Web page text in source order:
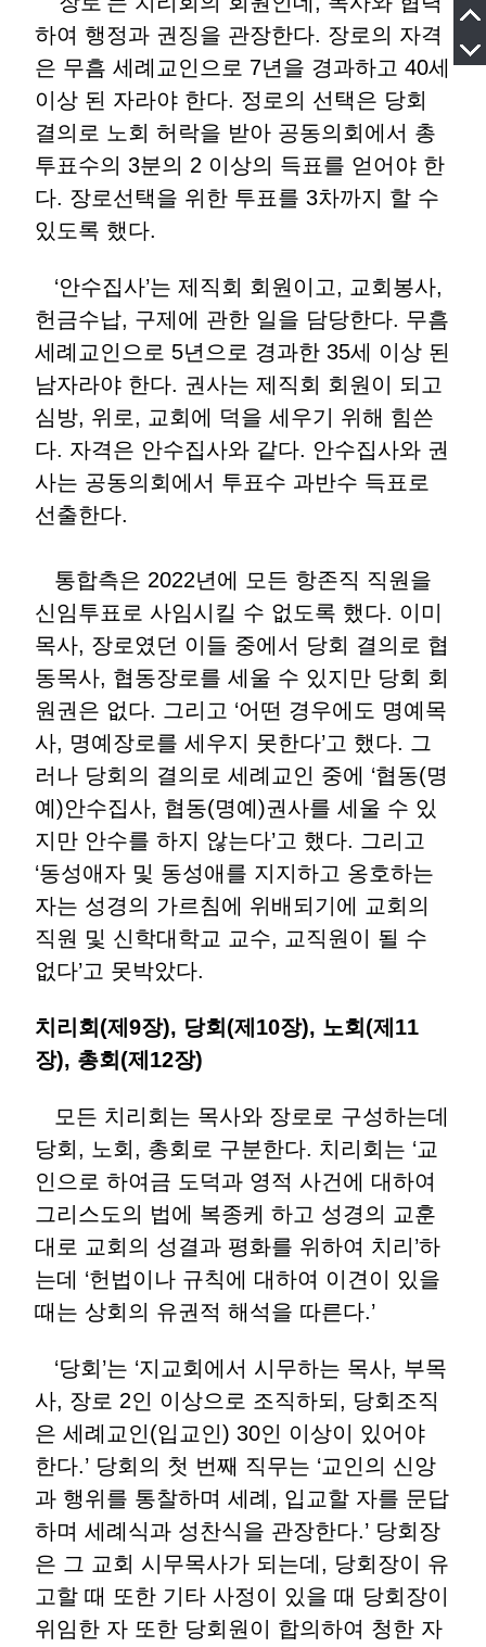
하여 행정과 권징을 관장한다. 장로의 자격
은 무흠 세례교인으로 7년을 경과하고 40세
이상 된 자라야 한다. 정로의 선택은 당회
결의로 노회 허락을 받아 공동의회에서 총
투표수의 3분의 2 이상의 득표를 얻어야 한
다. 장로선택을 위한 투표를 3차까지 할 수
있도록 했다.
‘안수집사’는 제직회 회원이고, 교회봉사,
헌금수납, 구제에 관한 일을 담당한다. 무흠
세례교인으로 5년으로 경과한 35세 이상 된
남자라야 한다. 권사는 제직회 회원이 되고
심방, 위로, 교회에 덕을 세우기 위해 힘쓴
다. 자격은 안수집사와 같다. 안수집사와 권
사는 공동의회에서 투표수 과반수 득표로
선출한다.
통합측은 2022년에 모든 항존직 직원을
신임투표로 사임시킬 수 없도록 했다. 이미
목사, 장로였던 이들 중에서 당회 결의로 협
동목사, 협동장로를 세울 수 있지만 당회 회
원권은 없다. 그리고 ‘어떤 경우에도 명예목
사, 명예장로를 세우지 못한다’고 했다. 그
러나 당회의 결의로 세례교인 중에 ‘협동(명
예)안수집사, 협동(명예)권사를 세울 수 있
지만 안수를 하지 않는다’고 했다. 그리고
‘동성애자 및 동성애를 지지하고 옹호하는
자는 성경의 가르침에 위배되기에 교회의
직원 및 신학대학교 교수, 교직원이 될 수
없다’고 못박았다.
치리회(제9장), 당회(제10장), 노회(제11
장), 총회(제12장)
모든 치리회는 목사와 장로로 구성하는데
당회, 노회, 총회로 구분한다. 치리회는 ‘교
인으로 하여금 도덕과 영적 사건에 대하여
그리스도의 법에 복종케 하고 성경의 교훈
대로 교회의 성결과 평화를 위하여 치리’하
는데 ‘헌법이나 규칙에 대하여 이견이 있을
때는 상회의 유권적 해석을 따른다.’
‘당회’는 ‘지교회에서 시무하는 목사, 부목
사, 장로 2인 이상으로 조직하되, 당회조직
은 세례교인(입교인) 30인 이상이 있어야
한다.’ 당회의 첫 번째 직무는 ‘교인의 신앙
과 행위를 통찰하며 세례, 입교할 자를 문답
하며 세례식과 성찬식을 관장한다.’ 당회장
은 그 교회 시무목사가 되는데, 당회장이 유
고할 때 또한 기타 사정이 있을 때 당회장이
위임한 자 또한 당회원이 합의하여 청한 자